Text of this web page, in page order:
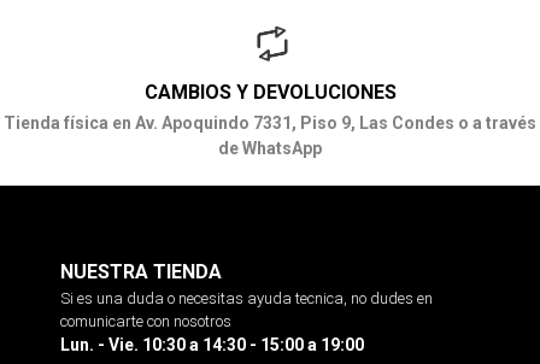
CAMBIOS Y DEVOLUCIONES
Tienda física en Av. Apoquindo 7331, Piso 9, Las Condes o a través
de WhatsApp
NUESTRA TIENDA
Si es una duda o necesitas ayuda tecnica, no dudes en
comunicarte con nosotros
Lun. - Vie. 10:30 a 14:30 - 15:00 a 19:00